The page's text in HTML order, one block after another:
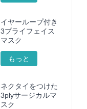
イヤーループ付き
3プライフェイス
マスク
もっと
ネクタイをつけた
3plyサージカルマ
スク